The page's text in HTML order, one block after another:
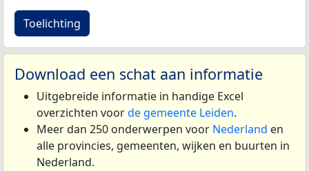
Toelichting
Download een schat aan informatie
Uitgebreide informatie in handige Excel
overzichten voorde gemeente Leiden.
Meer dan 250 onderwerpen voor Nederland en
alle provincies, gemeenten, wijken en buurten in
Nederland.